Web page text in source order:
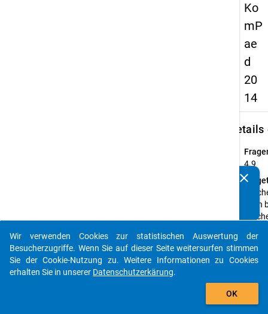
Ko
mP
ae
d
20
14
Details
4.9
Fach
Sie
die
clear
auto_stories
add_shopping_cart
Wir verwenden Cookies zur statistischen Auswertung der
Besucherzugriffe. Wenn Sie auf dieser Seite weitersurfen stimmen
Sie der Cookie-Nutzung zu. Weitere Informationen zu Cookies
erhalten Sie in unserer Datenschutzerkärung.
OK